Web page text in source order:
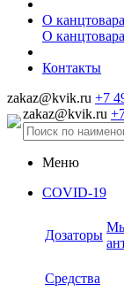
О
О
Контакты
zakaz@kvik.ru +7
zakaz@kvik.ru
Меню
COVID-19
Дозаторы
Средства